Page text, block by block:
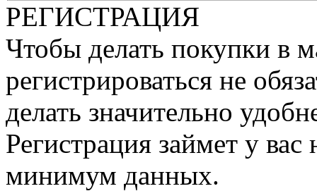
РЕГИСТРАЦИЯ
Чтобы делать покупки в
регистрироваться не
делать значительно
Регистрация займет у
минимум данных.